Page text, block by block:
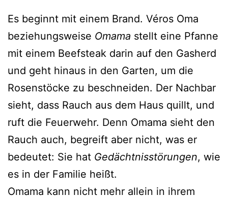
Es beginnt mit einem Brand. Véros Oma
bezie­hungs­wei­se Omama stellt eine Pfanne
mit einem Beefsteak dar­in auf den Gasherd
und geht hin­aus in den Garten, um die
Rosenstöcke zu beschnei­den. Der Nachbar
sieht, dass Rauch aus dem Haus quillt, und
ruft die Feuerwehr. Denn Omama sieht den
Rauch auch, begreift aber nicht, was er
bedeu­tet: Sie hat Gedächtnisstörungen, wie
es in der Familie heißt.
Omama kann nicht mehr allein in ihrem